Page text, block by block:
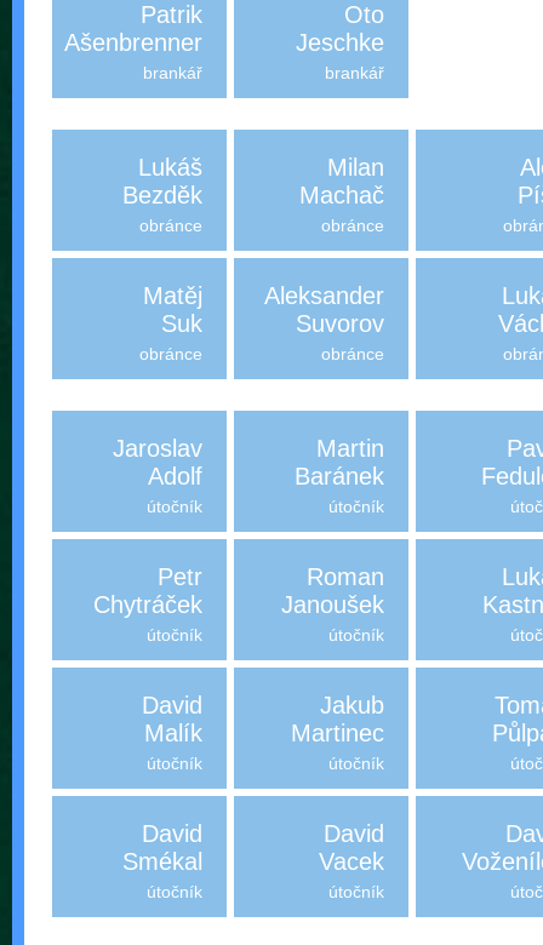
Patrik
Ašenbrenner
brankář
Oto
Jeschke
brankář
Lukáš
Bezděk
obránce
Milan
Machač
obránce
Matěj
Suk
obránce
Aleksander
Suvorov
obránce
Jaroslav
Adolf
útočník
Martin
Baránek
útočník
Petr
Chytráček
útočník
Roman
Janoušek
útočník
David
Malík
útočník
Jakub
Martinec
útočník
David
Smékal
útočník
David
Vacek
útočník